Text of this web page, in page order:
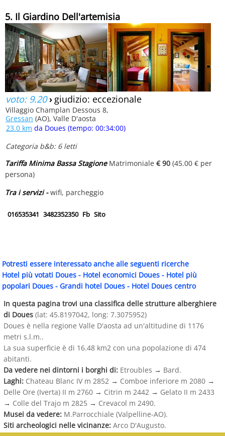
5. Il Giardino Dell'artemisia
voto: 9.20› giudizio: eccezionale
Villaggio Champlan Dessous 8,
Gressan (AO), Valle D'aosta
23.0 km da Doues (tempo: 00:34:00)
Categoria b&b: 6 letti
Tariffa Minima Bassa StagioneMatrimoniale € 90 (45.00 € per
persona)
Tra i servizi -wifi, parcheggio
016535341 3482352350 Fb Sito
Potresti essere interessato anche alle seguenti ricerche
Hotel più votati Doues - Hotel economici Doues - Hotel più
popolari Doues - Grandi hotel Doues - Hotel Doues centro
In questa pagina trovi una classifica delle strutture alberghiere
di Doues (lat: 45.8197042, long: 7.3075952)
Doues è nella regione Valle D'aosta ad un'altitudine di 1176
metri s.l.m..
La sua superficie è di 16.48 km2 con una popolazione di 474
abitanti.
Da vedere nei dintorni i borghi di: Etroubles → Bard.
Laghi: Chateau Blanc IV m 2852 → Comboe inferiore m 2080 →
Delle Ore (Iverta) II m 2760 → Citrin m 2442 → Gelato II m 2433
→ Colle del Trajo m 2825 → Crevacol m 2490.
Musei da vedere: M.Parrocchiale (Valpelline-AO).
Siti archeologici nelle vicinanze: Arco D'Augusto.